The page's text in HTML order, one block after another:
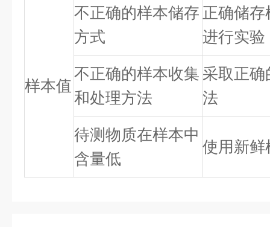
样本值
不正确的样本储存
方式
正确储
进行实验
不正确的样本收集
和处理方法
采取正
法
待测物质在样本中
含量低
使用新鲜